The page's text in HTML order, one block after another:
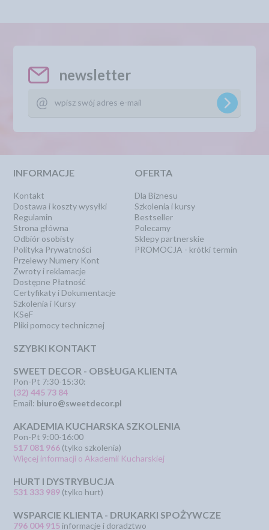
newsletter
INFORMACJE
Kontakt
Dostawa i koszty wysyłki
Regulamin
Strona główna
Odbiór osobisty
Polityka Prywatności
Przelewy Numery Kont
Zwroty i reklamacje
Dostępne Płatność
Certyfikaty i Dokumentacje
Szkolenia i Kursy
KSeF
Pliki pomocy technicznej
OFERTA
Dla Biznesu
Szkolenia i kursy
Bestseller
Polecamy
Sklepy partnerskie
PROMOCJA - krótki termin
SZYBKI KONTAKT
SWEET DECOR - OBSŁUGA KLIENTA
Pon-Pt 7:30-15:30:
(32) 445 73 84
Email: biuro@sweetdecor.pl
AKADEMIA KUCHARSKA SZKOLENIA
Pon-Pt 9:00-16:00
517 081 966 (tylko szkolenia)
Więcej informacji o Akademii Kucharskiej
HURT I DYSTRYBUCJA
531 333 989 (tylko hurt)
WSPARCIE KLIENTA - DRUKARKI SPOŻYWCZE
796 004 915 informacje i doradztwo